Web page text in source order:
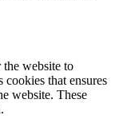
the website to
that ensures
website. These